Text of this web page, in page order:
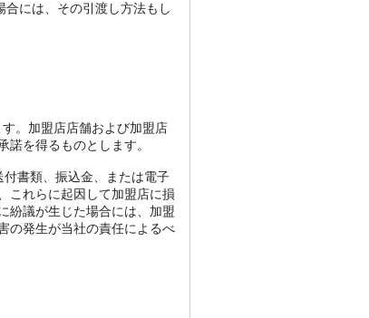
には、その引渡し方法もし
。加盟店店舗および加盟店
を得るものとします。
書類、振込金、または電子
これらに起因して加盟店に損
紛議が生じた場合には、加盟
の発生が当社の責任によるべ